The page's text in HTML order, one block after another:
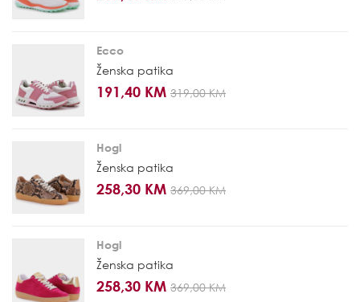
Ecco
Ženska patika
191,40 KM 319,00 KM
Hogl
Ženska patika
258,30 KM 369,00 KM
Hogl
Ženska patika
258,30 KM 369,00 KM